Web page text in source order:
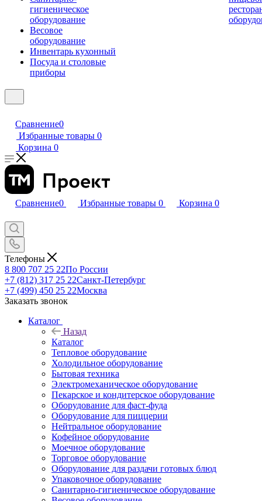
гигиеническое
оборудование
Весовое
оборудование
Инвентарь кухонный
Посуда и столовые
приборы
Сравнение0
Избранные товары 0
Корзина 0
Сравнение0 Избранные товары 0 Корзина 0
Телефоны
8 800 707 25 22По России
+7 (812) 317 25 22Санкт-Петербург
+7 (499) 450 25 22Москва
Заказать звонок
Каталог
Назад
Каталог
Тепловое оборудование
Холодильное оборудование
Бытовая техника
Электромеханическое оборудование
Пекарское и кондитерское оборудование
Оборудование для фаст-фуда
Оборудование для пиццерии
Нейтральное оборудование
Кофейное оборудование
Моечное оборудование
Торговое оборудование
Оборудование для раздачи готовых блюд
Упаковочное оборудование
Санитарно-гигиеническое оборудование